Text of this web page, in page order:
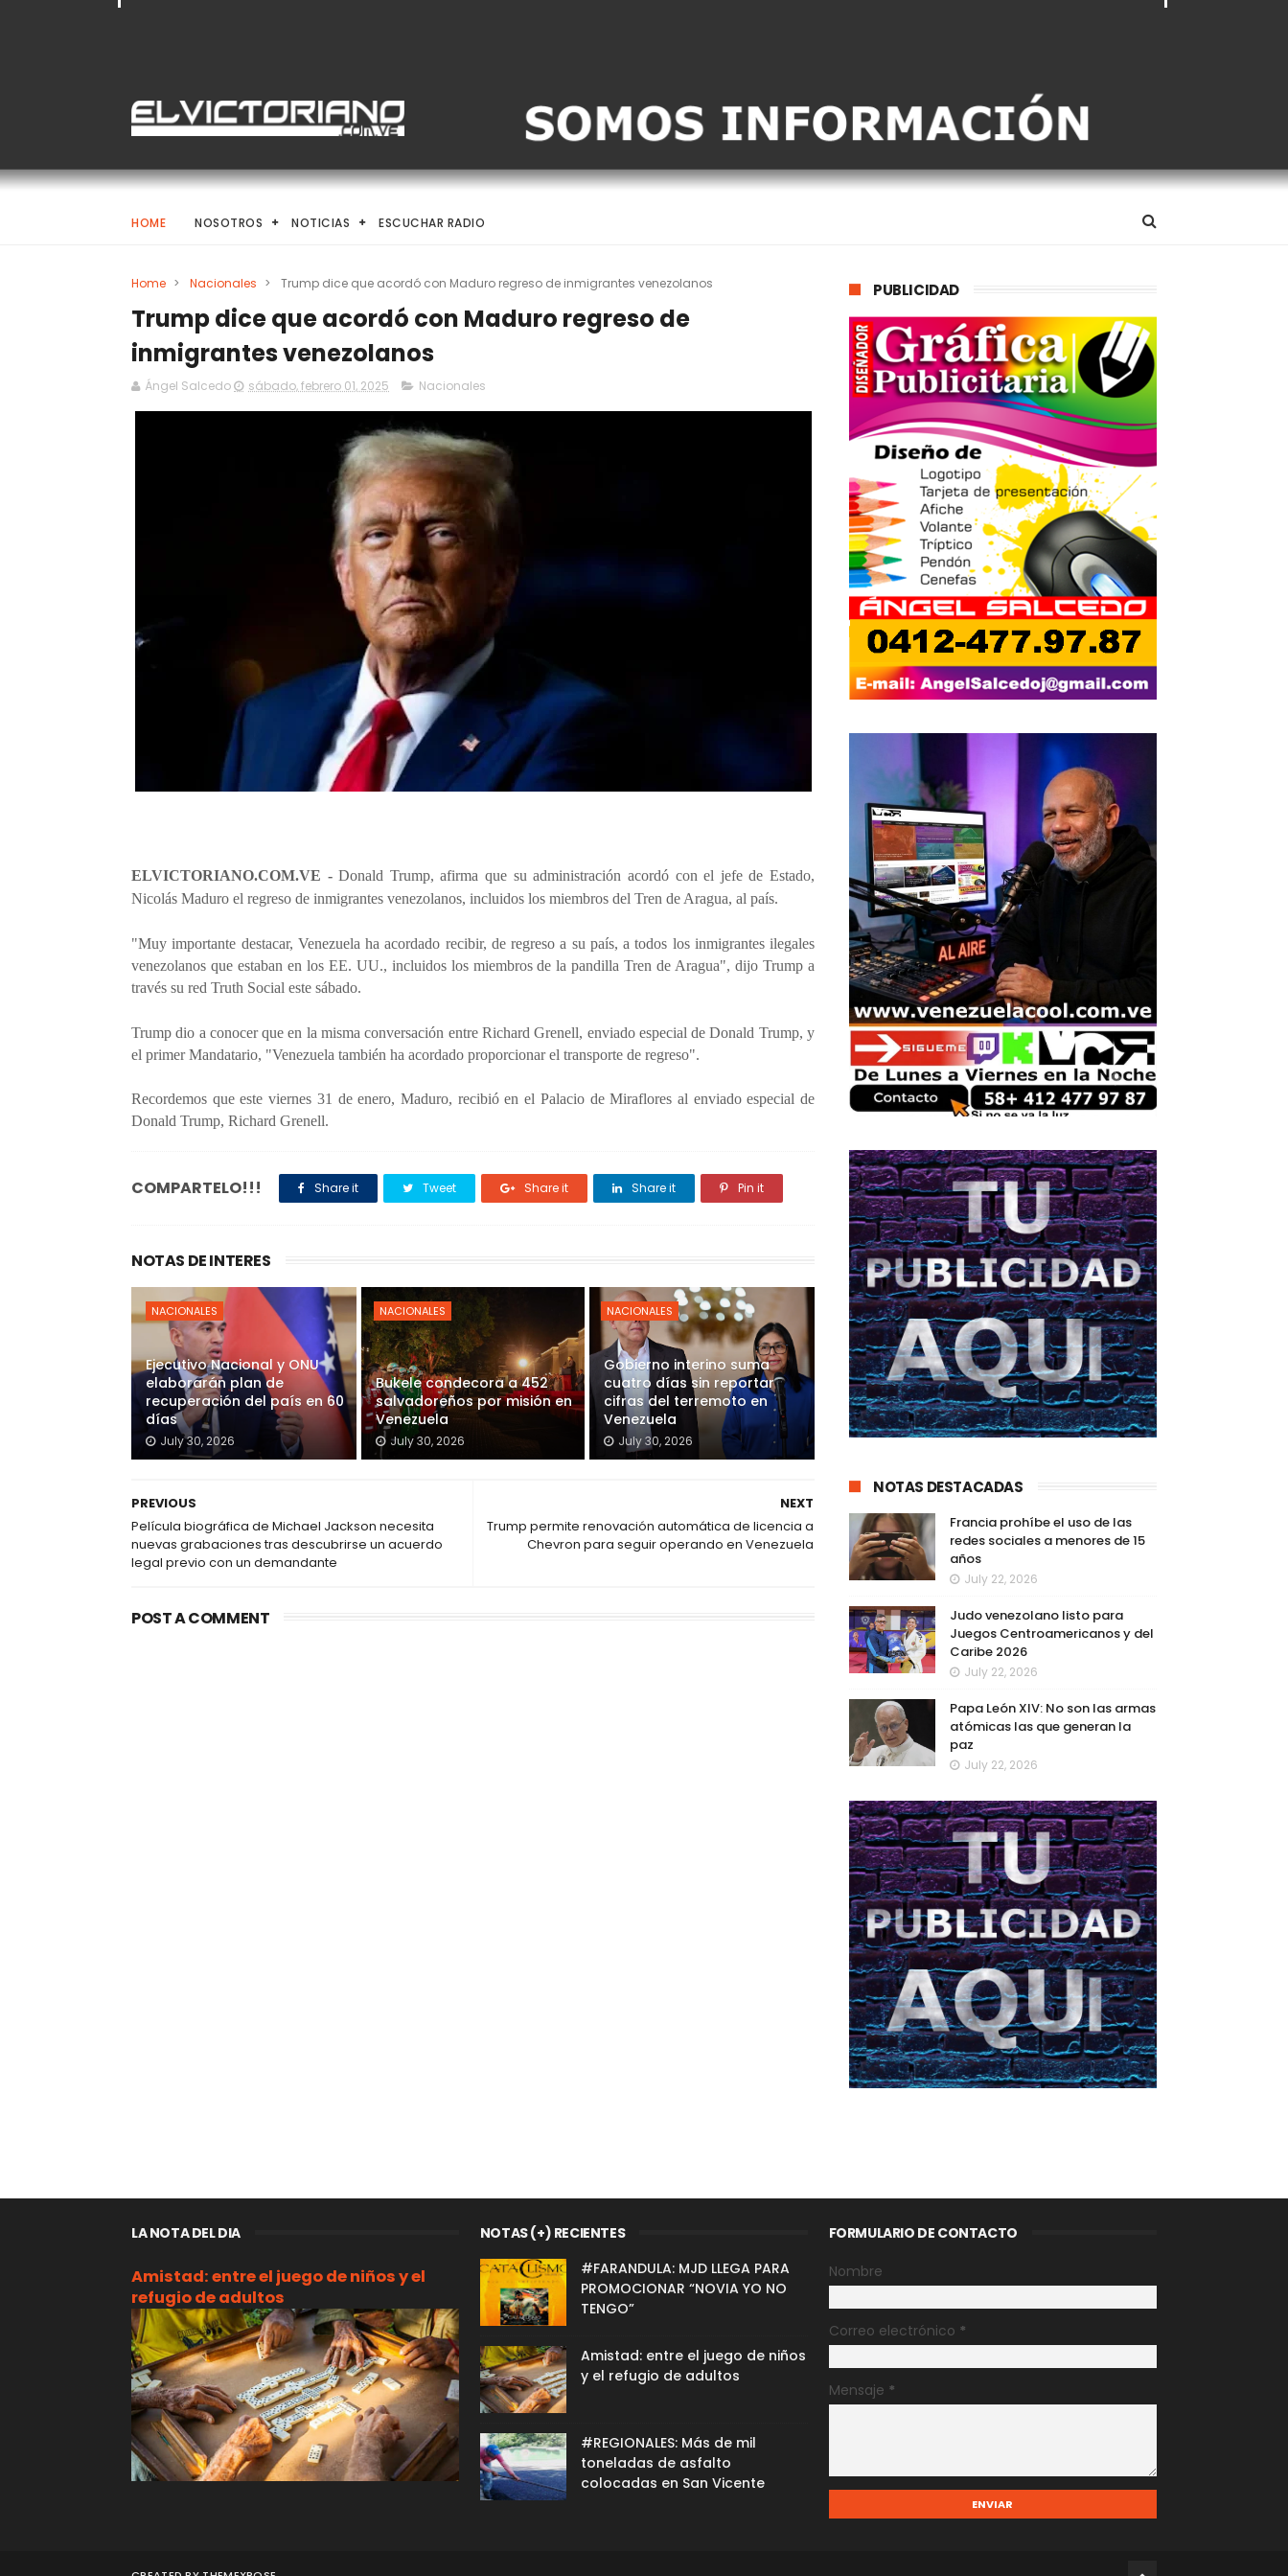
HOME NOSOTROS NOTICIAS ESCUCHAR RADIO
Home > Nacionales > Trump dice que acordó con Maduro regreso de inmigrantes venezolanos
Trump dice que acordó con Maduro regreso de
inmigrantes venezolanos
Ángel Salcedo sábado, febrero 01, 2025 Nacionales
ELVICTORIANO.COM.VE -Donald Trump, afirma que su administración acordó con el jefe de Estado,
Nicolás Maduro el regreso de inmigrantes venezolanos, incluidos los miembros del Tren de Aragua, al país.
"Muy importante destacar, Venezuela ha acordado recibir, de regreso a su país, a todos los inmigrantes ilegales
venezolanos que estaban en los EE. UU., incluidos los miembros de la pandilla Tren de Aragua", dijo Trump a
través su red Truth Social este sábado.
Trump dio a conocer que en la misma conversación entre Richard Grenell, enviado especial de Donald Trump, y
el primer Mandatario, "Venezuela también ha acordado proporcionar el transporte de regreso".
Recordemos que este viernes 31 de enero, Maduro, recibió en el Palacio de Miraflores al enviado especial de
Donald Trump, Richard Grenell.
COMPARTELO!!! Share it Tweet Share it Share it Pin it
NOTAS DE INTERES
NACIONALES
Ejecutivo Nacional y ONU
elaborarán plan de
recuperación del país en 60
días
July 30, 2026
NACIONALES
Bukele condecora a 452
salvadoreños por misión en
Venezuela
July 30, 2026
NACIONALES
Gobierno interino suma
cuatro días sin reportar
cifras del terremoto en
Venezuela
July 30, 2026
NEXT
Trump permite renovación automática de licencia a
Chevron para seguir operando en Venezuela
PREVIOUS
Película biográfica de Michael Jackson necesita
nuevas grabaciones tras descubrirse un acuerdo
legal previo con un demandante
POST A COMMENT
PUBLICIDAD
NOTAS DESTACADAS
Francia prohíbe el uso de las
redes sociales a menores de 15
años
July 22, 2026
Judo venezolano listo para
Juegos Centroamericanos y del
Caribe 2026
July 22, 2026
Papa León XIV: No son las armas
atómicas las que generan la
paz
July 22, 2026
LA NOTA DEL DIA
Amistad: entre el juego de niños y el
refugio de adultos
NOTAS (+) RECIENTES
#FARANDULA: MJD LLEGA PARA
PROMOCIONAR “NOVIA YO NO
TENGO”
Amistad: entre el juego de niños
y el refugio de adultos
#REGIONALES: Más de mil
toneladas de asfalto
colocadas en San Vicente
FORMULARIO DE CONTACTO
Nombre
Correo electrónico *
Mensaje *